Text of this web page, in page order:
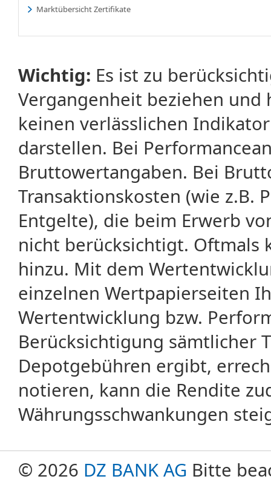
Marktübersicht Zertifikate
Wichtig: Es ist zu
Vergangenheit beziehen
keinen verlässlichen
darstellen. Bei
Bruttowertangaben. Bei
Transaktionskosten (wie z.B.
Entgelte), die beim Erwerb
nicht berücksichtigt. Oftmals
hinzu. Mit dem
einzelnen Wertpapierseiten
Wertentwicklung bzw.
Berücksichtigung sämtlicher
Depotgebühren ergibt,
notieren, kann die Rendite
Währungsschwankungen
© 2026 DZ BANK AG Bitte